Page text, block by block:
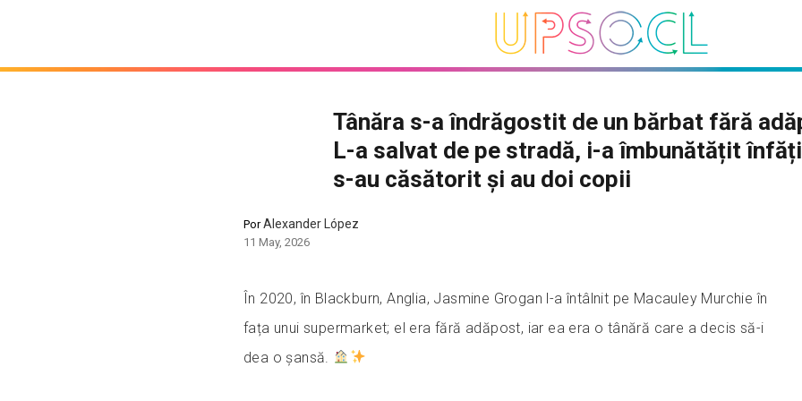
Tânăra s-a îndrăgostit de un bărbat fără
L-a salvat de pe stradă, i-a îmbunătățit
s-au căsătorit și au doi copii
PorAlexander López
11 May, 2026
În 2020, în Blackburn, Anglia, Jasmine Grogan l-a întâlnit pe Macauley Murchie în
fața unui supermarket; el era fără adăpost, iar ea era o tânără care a decis să-i
dea o șansă.